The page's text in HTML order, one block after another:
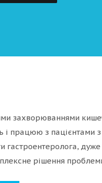
захворюваннями
працюю з пацієнтами
рішення